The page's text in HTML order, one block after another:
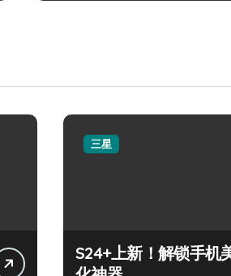
三星
S24+上新！解锁手机